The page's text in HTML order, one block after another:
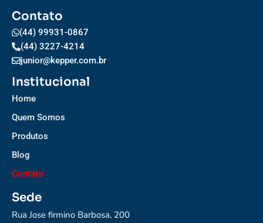
Contato
(44) 99931-0867
(44) 3227-4214
junior@kepper.com.br
Institucional
Home
Quem Somos
Produtos
Blog
Contato
Sede
Rua Jose firmino Barbosa, 200